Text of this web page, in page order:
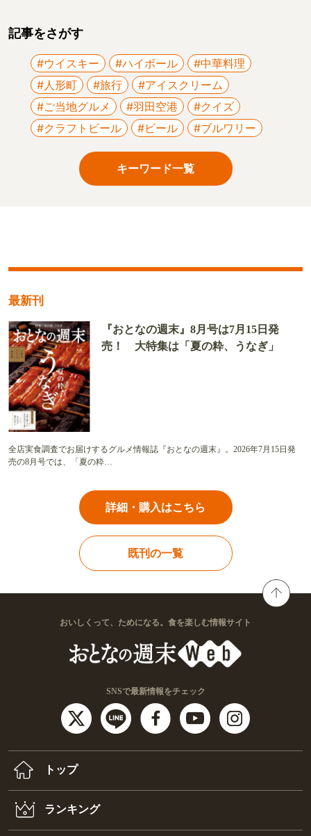
記事をさがす
#ウイスキー #ハイボール
#中華料理
#人形町
#旅行
#アイスクリーム
#ご当地グルメ
#羽田空港
#クイズ
#クラフトビール
#ビール #ブルワリー
キーワード一覧
最新刊
『おとなの週末』8月号は7月15日発
売！ 大特集は「夏の粋、うなぎ」
全店実食調査でお届けするグルメ情報誌『おとなの週末』。2026年7月15日発
売の8月号では、「夏の粋…
詳細・購入はこちら
既刊の一覧
おいしくって、ためになる。食を楽しむ情報サイト
SNSで最新情報をチェック
トップ
ランキング